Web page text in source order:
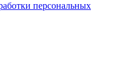
персональных